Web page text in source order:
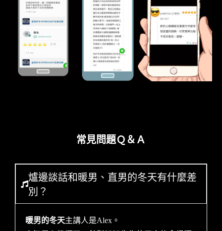
常見問題Ｑ＆Ａ
爐邊談話和暖男、直男的冬天有什麼差
別？
暖男的冬天主講人是Alex。